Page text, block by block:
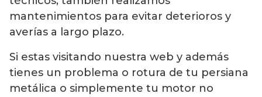
mantenimientos para evitar deterioros y
averías a largo plazo.
Si estas visitando nuestra web y además
tienes un problema o rotura de tu persiana
metálica o simplemente tu motor no